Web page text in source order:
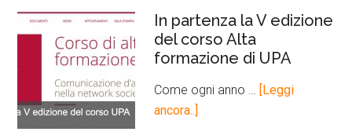
In partenza la V edizione
del corso Alta
formazione di UPA
Come ogni anno …
[Leggi
ancora..]